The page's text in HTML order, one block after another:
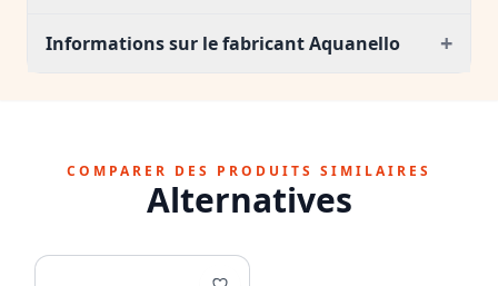
Informations sur le fabricant Aquanello +
COMPARER DES PRODUITS SIMILAIRES
Alternatives